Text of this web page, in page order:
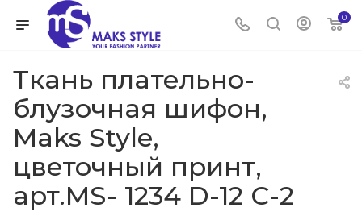
0
Ткань плательно-
блузочная шифон,
Maks Style,
цветочный принт,
арт.MS- 1234 D-12 C-2